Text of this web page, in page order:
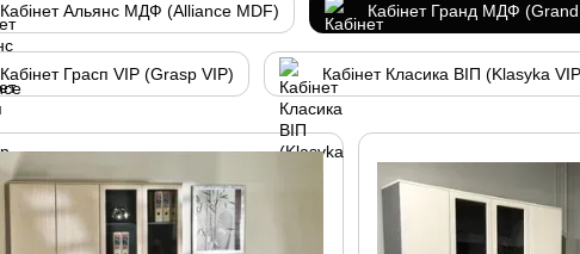
Кабінет Альянс МДФ (Alliance MDF) Кабінет Гранд МДФ
Кабінет Грасп VIP (Grasp VIP) Кабінет Класика ВІП (Klasyka